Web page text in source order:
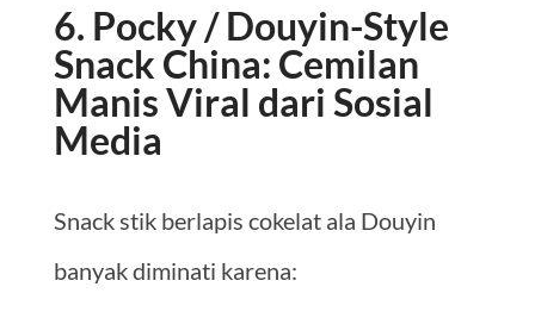
6. Pocky / Douyin-Style
Snack China: Cemilan
Manis Viral dari Sosial
Media
Snack stik berlapis cokelat ala Douyin
banyak diminati karena: